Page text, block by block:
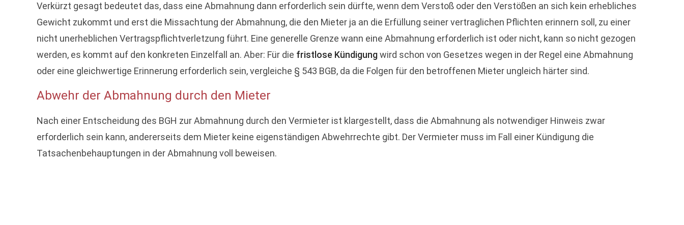
Verkürzt gesagt bedeutet das, dass eine Abmahnung dann erforderlich sein dürfte, wenn dem Verstoß oder den Verstößen an sich kein erhebliches
Gewicht zukommt und erst die Missachtung der Abmahnung, die den Mieter ja an die Erfüllung seiner vertraglichen Pflichten erinnern soll, zu einer
nicht unerheblichen Vertragspflichtverletzung führt. Eine generelle Grenze wann eine Abmahnung erforderlich ist oder nicht, kann so nicht gezogen
werden, es kommt auf den konkreten Einzelfall an. Aber: Für die fristlose Kündigungwird schon von Gesetzes wegen in der Regel eine Abmahnung
oder eine gleichwertige Erinnerung erforderlich sein, vergleiche § 543 BGB, da die Folgen für den betroffenen Mieter ungleich härter sind.
Abwehr der Abmahnung durch den Mieter
Nach einer Entscheidung des BGH zur Abmahnung durch den Vermieter ist klargestellt, dass die Abmahnung als notwendiger Hinweis zwar
erforderlich sein kann, andererseits dem Mieter keine eigenständigen Abwehrrechte gibt. Der Vermieter muss im Fall einer Kündigung die
Tatsachenbehauptungen in der Abmahnung voll beweisen.